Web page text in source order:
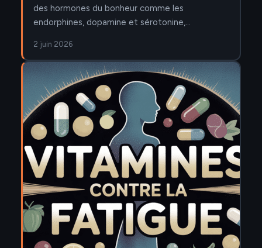
des hormones du bonheur comme les
endorphines, dopamine et sérotonine,…
2 juin 2026